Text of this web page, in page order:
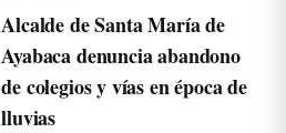
Alcalde de Santa María de
Ayabaca denuncia abandono
de colegios y vías en época de
lluvias